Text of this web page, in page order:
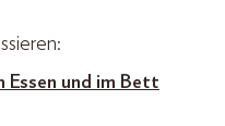
Essen und im Bett